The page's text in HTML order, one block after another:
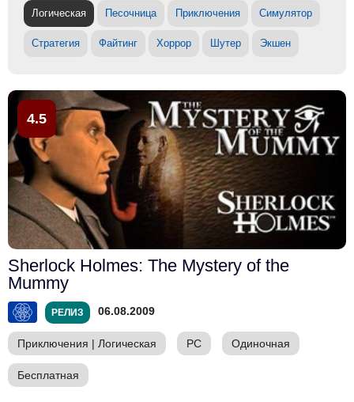
Логическая Песочница Приключения Симулятор
Стратегия Файтинг Хоррор Шутер Экшен
4.5
Sherlock Holmes: The Mystery of the
Mummy
РЕЛИЗ 06.08.2009
Приключения | Логическая PC Одиночная
Бесплатная